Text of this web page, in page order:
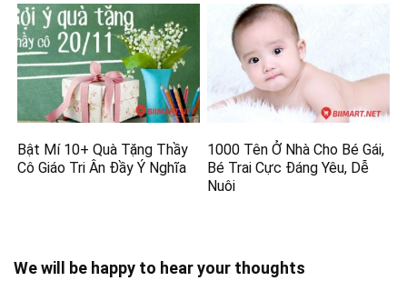
Bật Mí 10+ Quà Tặng Thầy
Cô Giáo Tri Ân Đầy Ý Nghĩa
1000 Tên Ở Nhà Cho Bé Gái,
Bé Trai Cực Đáng Yêu, Dễ
Nuôi
We will be happy to hear your thoughts